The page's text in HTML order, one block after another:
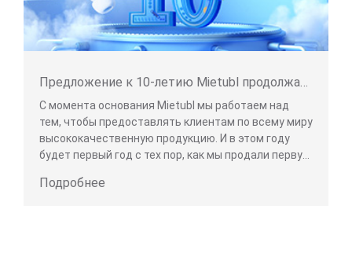
С момента основания Mietubl мы работаем над
тем, чтобы предоставлять клиентам по всему миру
высококачественную продукцию. И в этом году
будет первый год с тех пор, как мы продали первую
стекла. Для нас очень важно отметить 10-летие
Подробнее